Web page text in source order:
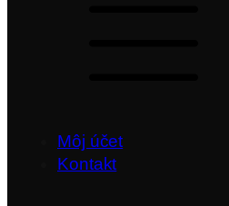
Môj účet
Kontakt